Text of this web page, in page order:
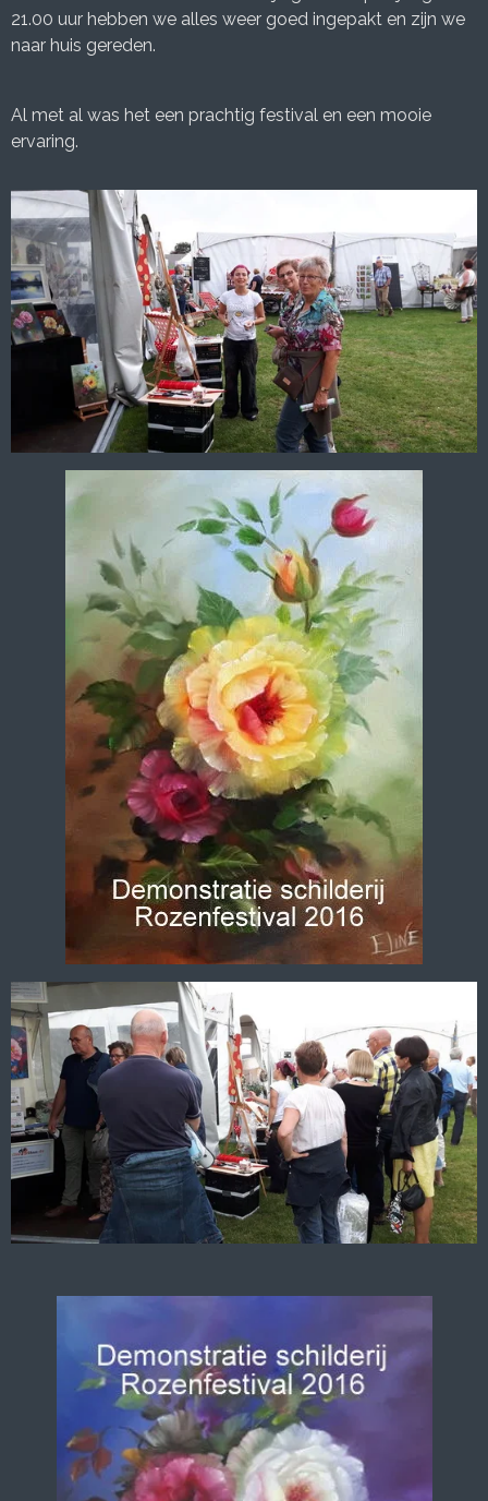
hadden we het ook wel een beetje gehad. Op vrijdag na
21.00 uur hebben we alles weer goed ingepakt en zijn we
Al met al was het een prachtig festival en een mooie